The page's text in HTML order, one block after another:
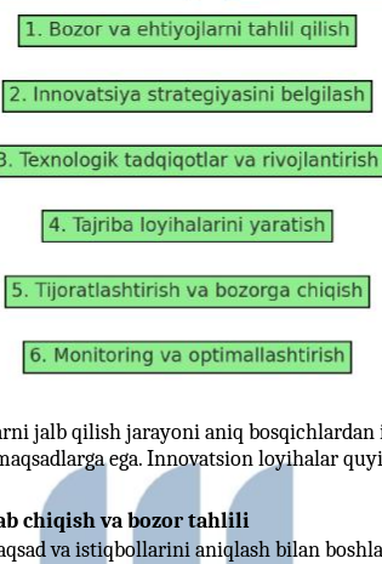
jalb qilish jarayoni aniq bosqichlardan
ega. Innovatsion loyihalar
chiqish va bozor tahlili
va istiqbollarini aniqlash bilan